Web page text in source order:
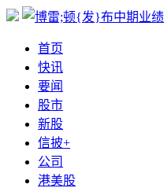
首页
快讯
要闻
股市
新股
信披+
公司
港美股